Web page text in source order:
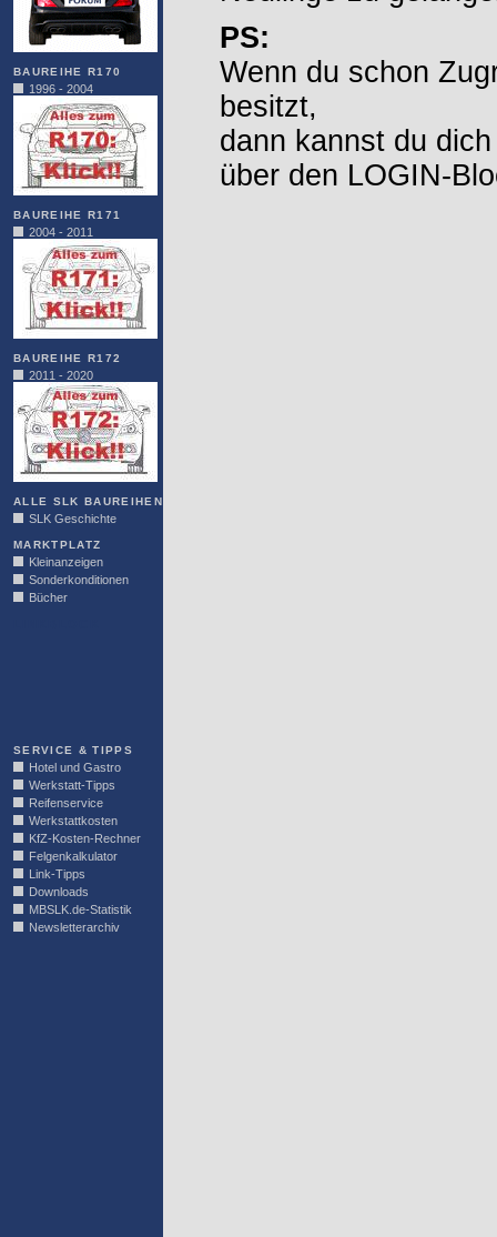
BAUREIHE R170
1996 - 2004
BAUREIHE R171
2004 - 2011
BAUREIHE R172
2011 - 2020
ALLE SLK BAUREIHEN
SLK Geschichte
MARKTPLATZ
Kleinanzeigen
Sonderkonditionen
Bücher
SERVICE & TIPPS
Hotel und Gastro
Werkstatt-Tipps
Reifenservice
Werkstattkosten
KfZ-Kosten-Rechner
Felgenkalkulator
Link-Tipps
Downloads
MBSLK.de-Statistik
Newsletterarchiv
PS:
Wenn du schon
besitzt,
dann kannst du
über den LOGIN-